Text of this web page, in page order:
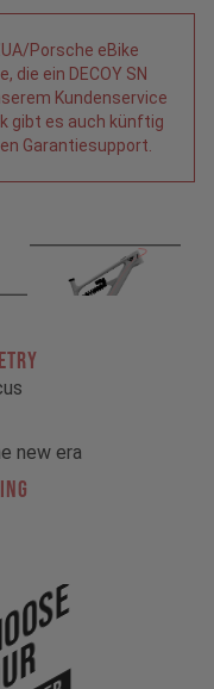
Porsche eBike
die ein DECOY SN
Kundenservice
gibt es auch künftig
Garantiesupport.
new era